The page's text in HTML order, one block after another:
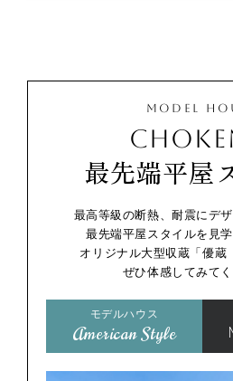
MODEL
最先端平屋
最高等級の断熱、耐震にデ
最先端平屋スタイルを見学
オリジナル大型収蔵「優蔵
ぜひ体感してみてく
モデルハウス
American Style